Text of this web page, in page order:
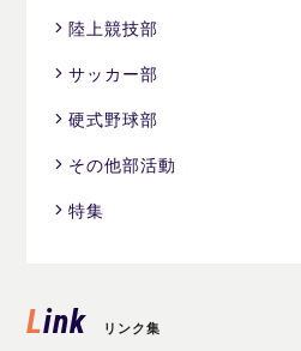
陸上競技部
サッカー部
硬式野球部
その他部活動
特集
Link リンク集